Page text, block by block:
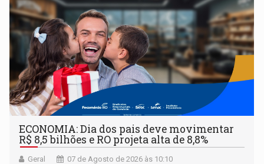
ECONOMIA: Dia dos pais deve movimentar
R$ 8,5 bilhões e RO projeta alta de 8,8%
Geral 07 de Agosto de 2026 às 10:10